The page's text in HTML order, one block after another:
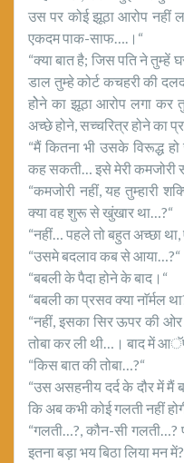
उस पर कोई झूठा आरोप नहीं
एकदम पाक-साफ….।“
“क्या बात है; जिस पति ने तुम्हें
डाल तुम्हे कोर्ट कचहरी की
होेने का झूठा आरोप लगा
अच्छे होने, सच्चरित्र होने का
“मैं कितना भी उसके विरूद्ध
कह सकती… इसे मेरी कमजोरी
“कमजोरी नहीं, यह तुम्हारी
क्या वह शुरू से खुंखार था…?“
“नहीं… पहले तो बहुत अच्छा
“उसमे बदलाव कब से आया…?“
“बबली के पैदा होने के बाद।“
“बबली का प्रसव क्या नाॅर्मल
“नहीं, इसका सिर ऊपर की
तोबा कर ली थी…। बाद में
“किस बात की तोबा…?“
“उस असहनीय दर्द के दौर में मैं
कि अब कभी कोई गलती नहीं
“गलती…?, कौन-सी गलती…?
इतना बड़ा भय बिठा लिया मन